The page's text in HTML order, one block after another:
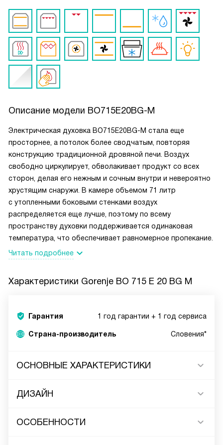
Описание модели BO715E20BG-M
Электрическая духовка BO715E20BG-M стала еще
просторнее, а потолок более сводчатым, повторяя
конструкцию традиционной дровяной печи. Воздух
свободно циркулирует, обволакивает продукт со всех
сторон, делая его нежным и сочным внутри и невероятно
хрустящим снаружи. В камере объемом 71 литр
с утопленными боковыми стенками воздух
распределяется еще лучше, поэтому по всему
пространству духовки поддерживается одинаковая
температура, что обеспечивает равномерное пропекание.
Читать подробнее
Характеристики Gorenje BO 715 E 20 BG M
Гарантия 1 год гарантии + 1 год сервиса
Страна-производитель Словения*
ОСНОВНЫЕ ХАРАКТЕРИСТИКИ
ДИЗАЙН
ОСОБЕННОСТИ